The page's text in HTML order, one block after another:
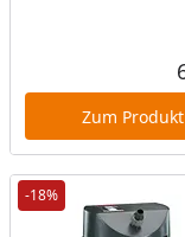
Zum Produkt
-18%